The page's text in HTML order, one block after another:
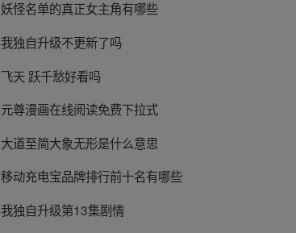
妖怪名单的真正女主角有哪些
我独自升级不更新了吗
飞天 跃千愁好看吗
元尊漫画在线阅读免费下拉式
大道至简大象无形是什么意思
移动充电宝品牌排行前十名有哪些
我独自升级第13集剧情